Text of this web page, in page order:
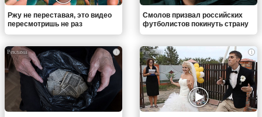
Ржу не переставая, это видео
пересмотришь не раз
Смолов призвал российских
футболистов покинуть страну
i i